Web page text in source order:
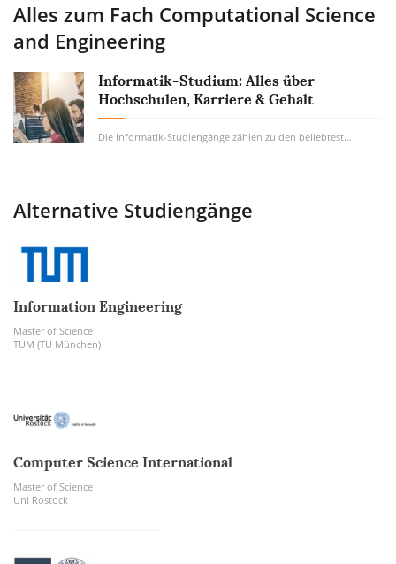
Alles zum Fach Computational Science
and Engineering
Informatik-Studium: Alles über
Hochschulen, Karriere & Gehalt
Die Informatik-Studiengänge zählen zu den beliebtesten Studiengängen. Kein Wunder,...
Alternative Studiengänge
Information Engineering
Master of Science
TUM (TU München)
Computer Science International
Master of Science
Uni Rostock